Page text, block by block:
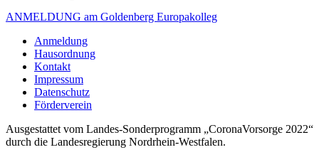
ANMELDUNG am Goldenberg Europakolleg
Anmeldung
Hausordnung
Kontakt
Impressum
Datenschutz
Förderverein
Ausgestattet vom Landes-Sonderprogramm „CoronaVorsorge 2022“
durch die Landesregierung Nordrhein-Westfalen.